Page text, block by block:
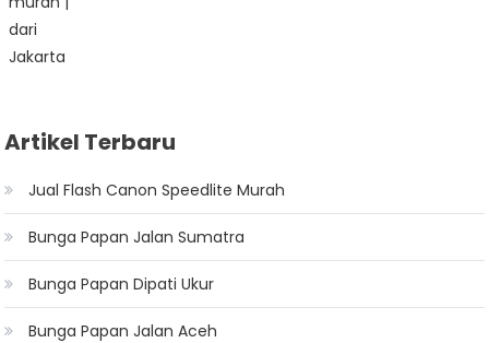
Artikel Terbaru
Jual Flash Canon Speedlite Murah
Bunga Papan Jalan Sumatra
Bunga Papan Dipati Ukur
Bunga Papan Jalan Aceh